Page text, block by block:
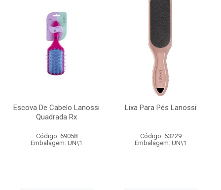
Escova De Cabelo Lanossi
Quadrada Rx
Código: 69058
Embalagem: UN\1
Lixa Para Pés Lanossi
Código: 63229
Embalagem: UN\1